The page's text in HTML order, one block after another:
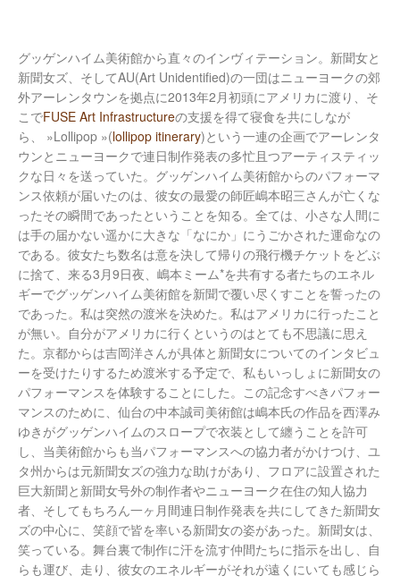
グッゲンハイム美術館から直々のインヴィテーション。新聞女と
新聞女ズ、そしてAU(Art Unidentified)の一団はニューヨークの郊
外アーレンタウンを拠点に2013年2月初頭にアメリカに渡り、そ
こでFUSE Art Infrastructureの支援を得て寝食を共にしなが
ら、 »Lollipop »(lollipop itinerary)という一連の企画でアーレンタ
ウンとニューヨークで連日制作発表の多忙且つアーティスティッ
クな日々を送っていた。グッゲンハイム美術館からのパフォーマ
ンス依頼が届いたのは、彼女の最愛の師匠嶋本昭三さんが亡くな
ったその瞬間であったということを知る。全ては、小さな人間に
は手の届かない遥かに大きな「なにか」にうごかされた運命なの
である。彼女たち数名は意を決して帰りの飛行機チケットをどぶ
に捨て、来る3月9日夜、嶋本ミーム*を共有する者たちのエネル
ギーでグッゲンハイム美術館を新聞で覆い尽くすことを誓ったの
であった。私は突然の渡米を決めた。私はアメリカに行ったこと
が無い。自分がアメリカに行くというのはとても不思議に思え
た。京都からは吉岡洋さんが具体と新聞女についてのインタビュ
ーを受けたりするため渡米する予定で、私もいっしょに新聞女の
パフォーマンスを体験することにした。この記念すべきパフォー
マンスのために、仙台の中本誠司美術館は嶋本氏の作品を西澤み
ゆきがグッゲンハイムのスロープで衣装として纏うことを許可
し、当美術館からも当パフォーマンスへの協力者がかけつけ、ユ
タ州からは元新聞女ズの強力な助けがあり、フロアに設置された
巨大新聞と新聞女号外の制作者やニューヨーク在住の知人協力
者、そしてもちろん一ヶ月間連日制作発表を共にしてきた新聞女
ズの中心に、笑顔で皆を率いる新聞女の姿があった。新聞女は、
笑っている。舞台裏で制作に汗を流す仲間たちに指示を出し、自
らも運び、走り、彼女のエネルギーがそれが遠くにいても感じら